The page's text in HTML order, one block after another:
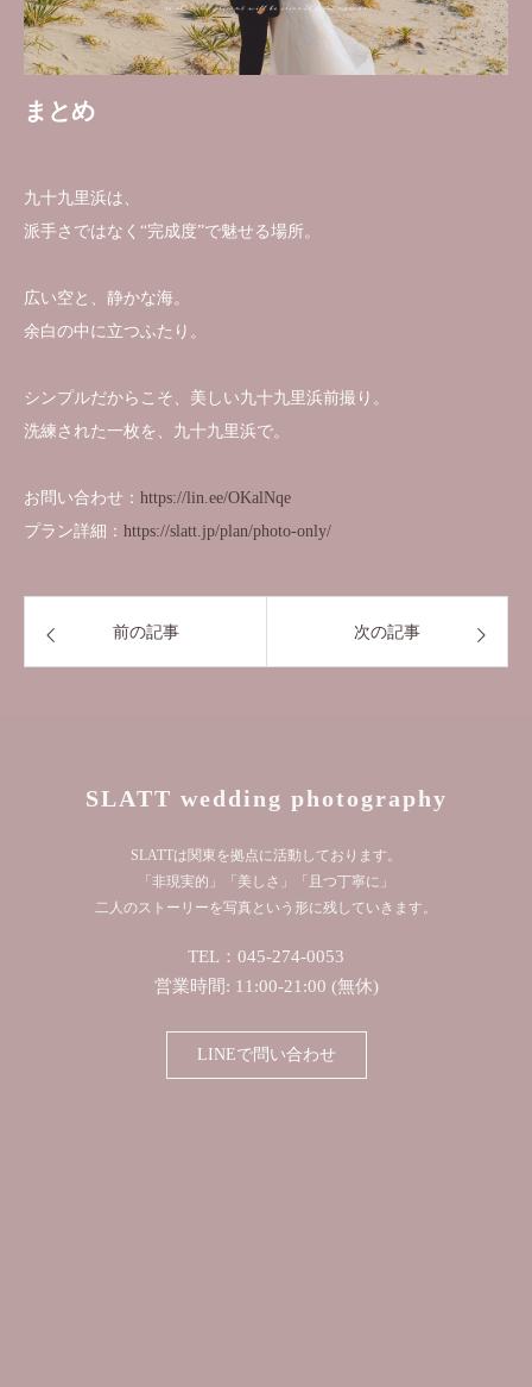
まとめ
九十九里浜は、
派手さではなく“完成度”で魅せる場所。
広い空と、静かな海。
余白の中に立つふたり。
シンプルだからこそ、美しい九十九里浜前撮り。
洗練された一枚を、九十九里浜で。
お問い合わせ： https://lin.ee/OKalNqe
プラン詳細： https://slatt.jp/plan/photo-only/
前の記事 次の記事
SLATT wedding photography
SLATTは関東を拠点に活動しております。
「非現実的」「美しさ」「且つ丁寧に」
二人のストーリーを写真という形に残していきます。
TEL：045-274-0053
営業時間: 11:00-21:00 (無休)
LINEで問い合わせ